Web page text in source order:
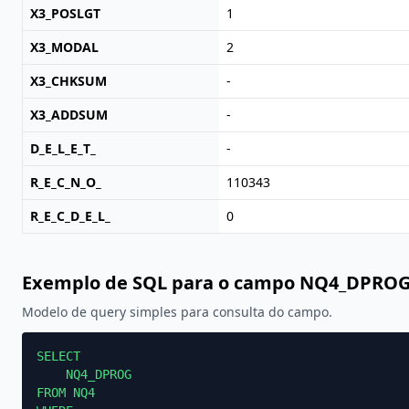
X3_POSLGT
1
X3_MODAL
2
X3_CHKSUM
-
X3_ADDSUM
-
D_E_L_E_T_
-
R_E_C_N_O_
110343
R_E_C_D_E_L_
0
Exemplo de SQL para o campo
Modelo de query simples para consulta do campo.
SELECT
    NQ4_DPROG
FROM NQ4